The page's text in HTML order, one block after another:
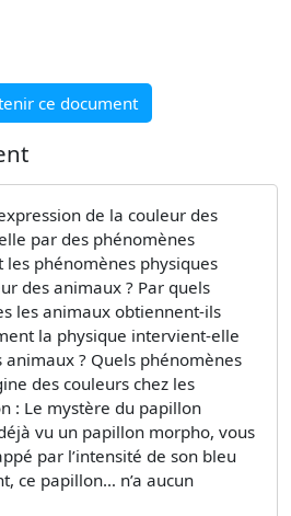
ce document
de la couleur des
par des phénomènes
les phénomènes physiques
des animaux ? Par quels
les animaux obtiennent-ils
la physique intervient-elle
? Quels phénomènes
des couleurs chez les
: Le mystère du papillon
vu un papillon morpho, vous
par l’intensité de son bleu
ce papillon… n’a aucun